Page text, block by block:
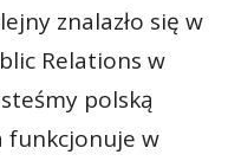
znalazło się w
Relations w
polską
funkcjonuje w